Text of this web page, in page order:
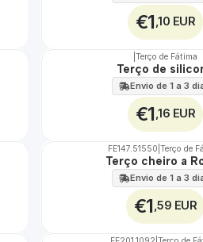
€1 ,10 EUR
Terço de Fátima
Terço de
Envio de 1 a 3
€1 ,16 EUR
FE147.51550 |Terço de
Terço cheiro a
Envio de 1 a 3
€1 ,59 EUR